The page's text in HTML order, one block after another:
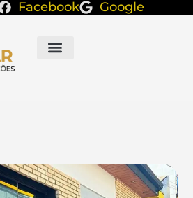
Facebook Google